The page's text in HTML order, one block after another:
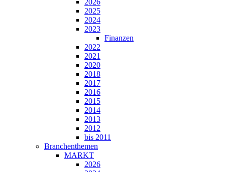
2026
2025
2024
2023
Finanzen
2022
2021
2020
2018
2017
2016
2015
2014
2013
2012
bis 2011
Branchenthemen
MARKT
2026